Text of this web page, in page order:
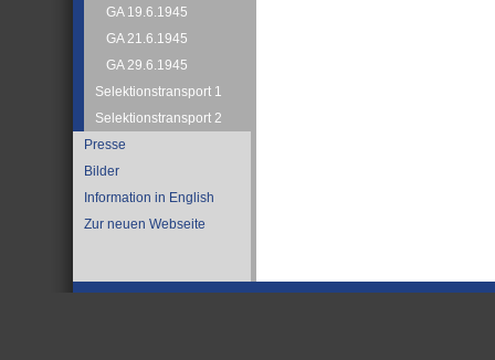
GA 19.6.1945
GA 21.6.1945
GA 29.6.1945
Selektionstransport 1
Selektionstransport 2
Presse
Bilder
Information in English
Zur neuen Webseite